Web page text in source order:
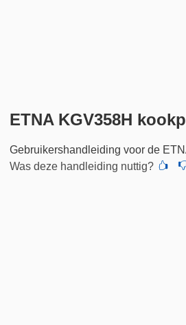
ETNA KGV358H
Gebruikershandleiding voor de
Was deze handleiding nuttig?